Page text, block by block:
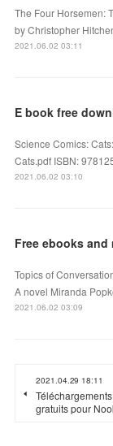
The Four Horsemen:
by Christopher
2021.06.02 03:11
Science Comics:
Cats.pdf ISBN:
2021.06.02 03:10
Topics of
A novel Miranda
2021.06.02 03:09
2021.04.29 18:11
gratuits pour